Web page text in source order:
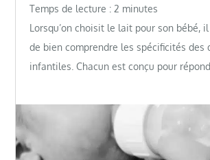
Temps de lecture :2 minutes
Lorsqu’on choisit le lait pour son bébé,
de bien comprendre les spécificités des
infantiles. Chacun est conçu pour